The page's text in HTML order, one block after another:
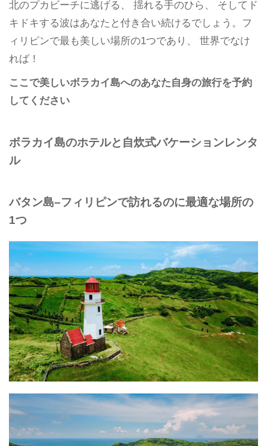
北のプカビーチに逃げる、 揺れる手のひら、 そしてド
キドキする波はあなたと付き合い続けるでしょう。フ
ィリピンで最も美しい場所の1つであり、 世界でなけ
れば！
ここで美しいボラカイ島へのあなた自身の旅行を予約
してください
ボラカイ島のホテルと自炊式バケーションレンタ
ル
バタン島–フィリピンで訪れるのに最適な場所の
1つ